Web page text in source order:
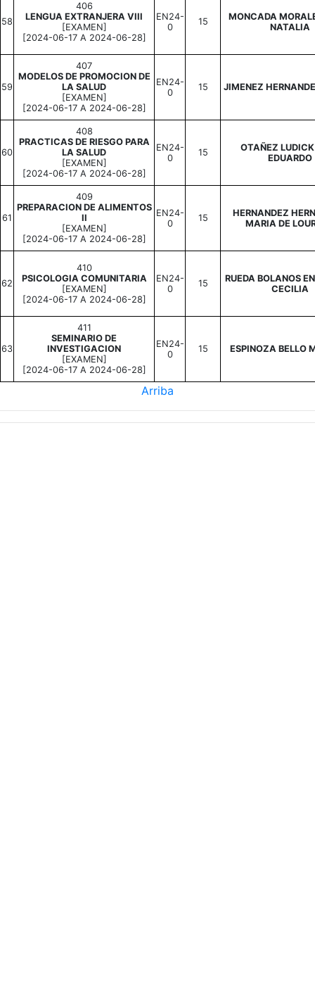
58
406
LENGUA EXTRANJERA VIII
[EXAMEN]
[2024-06-17 A 2024-06-28]
EN24-
0
15
MONCADA
NATALIA
59
407
MODELOS DE PROMOCION DE
LA SALUD
[EXAMEN]
[2024-06-17 A 2024-06-28]
EN24-
0
15 JIMENEZ
60
408
PRACTICAS DE RIESGO PARA
LA SALUD
[EXAMEN]
[2024-06-17 A 2024-06-28]
EN24-
0
15
OTAÑEZ
EDUARDO
61
409
PREPARACION DE ALIMENTOS
II
[EXAMEN]
[2024-06-17 A 2024-06-28]
EN24-
0
15
HERNANDEZ
MARIA DE
62
410
PSICOLOGIA COMUNITARIA
[EXAMEN]
[2024-06-17 A 2024-06-28]
EN24-
0
15
RUEDA BOLANOS
CECILIA
63
411
SEMINARIO DE
INVESTIGACION
[EXAMEN]
[2024-06-17 A 2024-06-28]
EN24-
0
15 ESPINOZA BELLO
Arriba